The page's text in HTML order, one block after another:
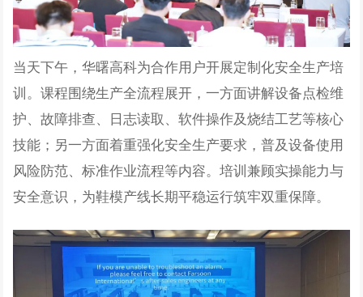
当天下午，华曙高科为合作用户开展定制化安全生产培
训。课程围绕生产全流程展开，一方面讲解设备点检维
护、故障排查、日志读取、软件操作及烧结工艺等核心
技能；另一方面着重强化安全生产要求，普及设备使用
风险防范、标准作业流程等内容。培训兼顾实操能力与
安全意识，为鞋模产线长期平稳运行筑牢双重保障。